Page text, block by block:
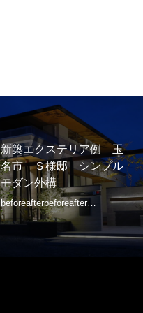
新築エクステリア例 玉
名市 Ｓ様邸 シンプル
モダン外構